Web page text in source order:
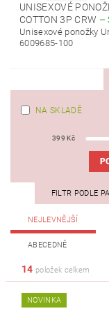
UNISEXOVÉ
COTTON 3P CRW –
Unisexové ponožky
6009685-100
NA SKLADĚ
399 Kč
FILTR PODLE
NEJLEVNĚJŠÍ
ABECEDNĚ
14 položek celkem
NOVINKA